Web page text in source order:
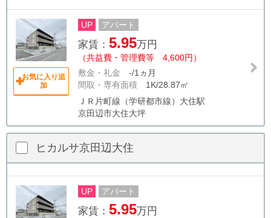
お気に入り追
加
UP アパート
家賃： 5.95万円
（共益費・管理費等 4,600円）
敷金・礼金 -/1ヵ月
間取・専有面積 1K/28.87㎡
ＪＲ片町線（学研都市線）大住駅
京田辺市大住大坪
ヒカルサ京田辺大住
UP アパート
家賃： 5.95万円